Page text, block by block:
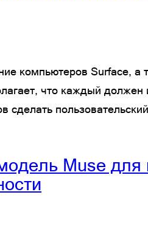
компьютеров Surface,
что каждый
сделать
Muse для